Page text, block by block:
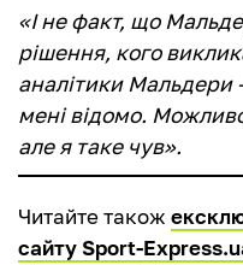
«І не факт, що
рішення, кого
аналітики Мальдери
мені відомо.
але я таке чув».
Читайте також
сайту Sport-